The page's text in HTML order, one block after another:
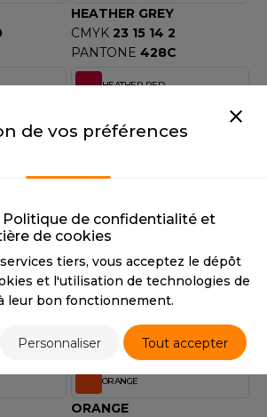
HEATHER GREY
CMYK 23 15 14 2
PANTONE 428C
HEATHER RED
CMYK 15 100 77 4
KELLY GREEN
CMYK
LIGHT PINK
LIGHT PINK
0 34 5 0
PANTONE
671C
ORANGE
ORANGE
de vos préférences
de confidentialité et
de cookies
tiers, vous acceptez le dépôt
et l'utilisation de technologies de
leur bon fonctionnement.
Personnaliser Tout accepter